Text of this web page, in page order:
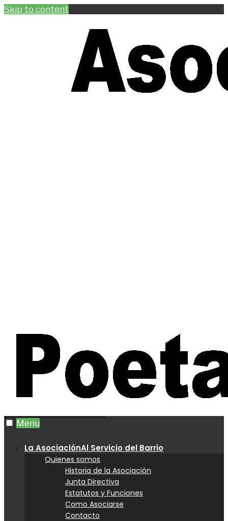
Skip to content
Menu
La AsociaciónAl Servicio del Barrio
Quienes somos
Historia de la Asociación
Junta Directiva
Estatutos y Funciones
Como Asociarse
Contacto